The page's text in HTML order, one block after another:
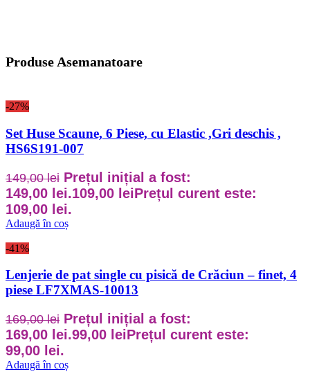
Produse Asemanatoare
-27%
Set Huse Scaune, 6 Piese, cu Elastic ,Gri deschis ,
HS6S191-007
149,00lei Prețul inițial a fost:
149,00 lei.109,00 leiPrețul curent este:
109,00 lei.
Adaugă în coș
-41%
Lenjerie de pat single cu pisică de Crăciun – finet, 4
piese LF7XMAS-10013
169,00lei Prețul inițial a fost:
169,00 lei.99,00 leiPrețul curent este:
99,00 lei.
Adaugă în coș